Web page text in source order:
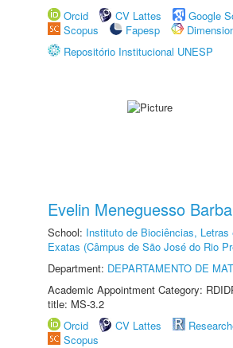
Orcid
CV Lattes
Google
Scopus
Fapesp
Repositório Institucional UNESP
Evelin Meneguesso
School: Instituto de Biociências, Letras
Exatas (Câmpus de São José do Rio
Department: DEPARTAMENTO DE
Academic Appointment Category:
title: MS-3.2
Orcid
CV Lattes
Scopus